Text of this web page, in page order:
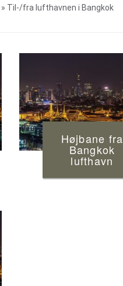
» Til-/fra lufthavnen i Bangkok
Højbane fra
Bangkok
lufthavn